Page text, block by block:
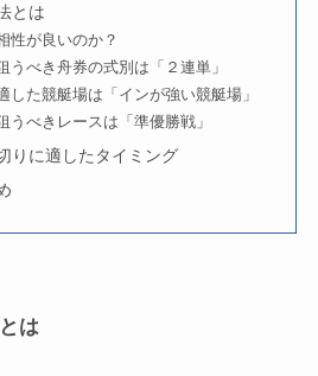
とは
性が良いのか？
うべき舟券の式別は「２連単」
した競艇場は「インが強い競艇場」
うべきレースは「準優勝戦」
りに適したタイミング
は